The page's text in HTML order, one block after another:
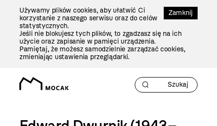
Zamknij
Używamy plików cookies, aby ułatwić Ci
korzystanie z naszego serwisu oraz do celów
statystycznych.
Jeśli nie blokujesz tych plików, to zgadzasz się na ich
użycie oraz zapisanie w pamięci urządzenia.
Pamiętaj, że możesz samodzielnie zarządzać cookies,
zmieniając ustawienia przeglądarki.